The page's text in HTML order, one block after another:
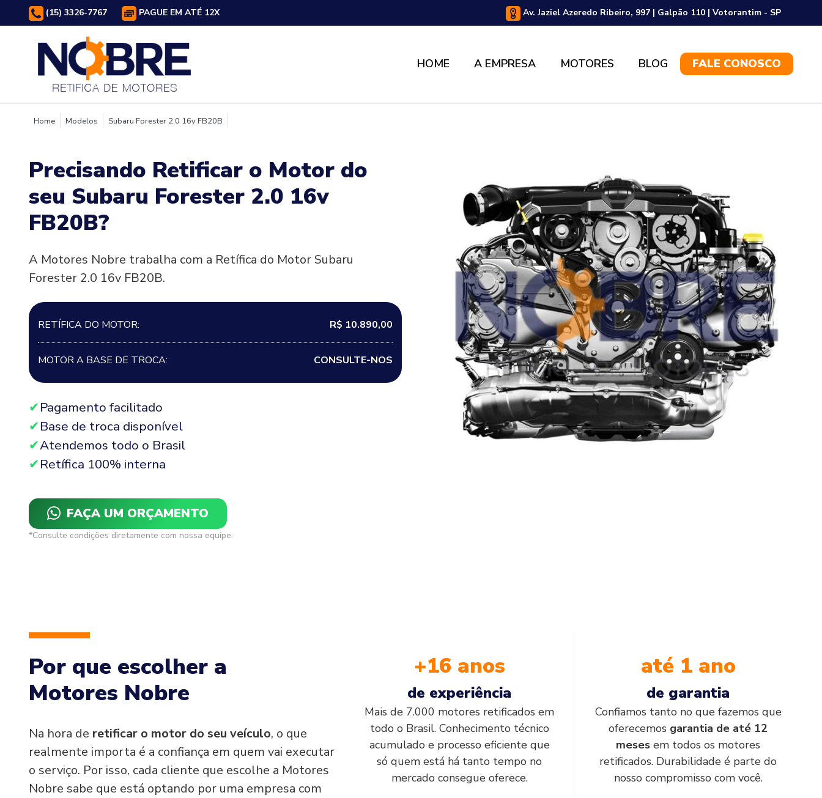
(15) 3326-7767 PAGUE EM ATÉ 12X Av. Jaziel Azeredo Ribeiro, 997 | Galpão 110 | Votorantim - SP
HOME A EMPRESA MOTORES BLOG FALE CONOSCO
Home Modelos Subaru Forester 2.0 16v FB20B
Precisando Retificar o Motor do
seu Subaru Forester 2.0 16v
FB20B?
A Motores Nobre trabalha com a Retífica do Motor Subaru
Forester 2.0 16v FB20B.
RETÍFICA DO MOTOR: R$ 10.890,00
MOTOR A BASE DE TROCA: CONSULTE-NOS
Pagamento facilitado
Base de troca disponível
Atendemos todo o Brasil
Retífica 100% interna
FAÇA UM ORÇAMENTO
*Consulte condições diretamente com nossa equipe.
Por que escolher a
Motores Nobre
Na hora de retificar o motor do seu veículo, o que
realmente importa é a confiança em quem vai executar
o serviço. Por isso, cada cliente que escolhe a Motores
Nobre sabe que está optando por uma empresa com
+16 anos
de experiência
Mais de 7.000 motores retificados em
todo o Brasil. Conhecimento técnico
acumulado e processo eficiente que
só quem está há tanto tempo no
mercado consegue oferece.
até 1 ano
de garantia
Confiamos tanto no que fazemos que
oferecemos garantia de até 12
meses em todos os motores
retificados. Durabilidade é parte do
nosso compromisso com você.